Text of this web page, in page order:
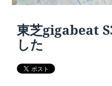
東芝gigabeat
した